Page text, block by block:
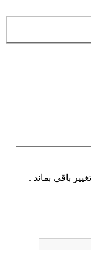
باقی بماند .